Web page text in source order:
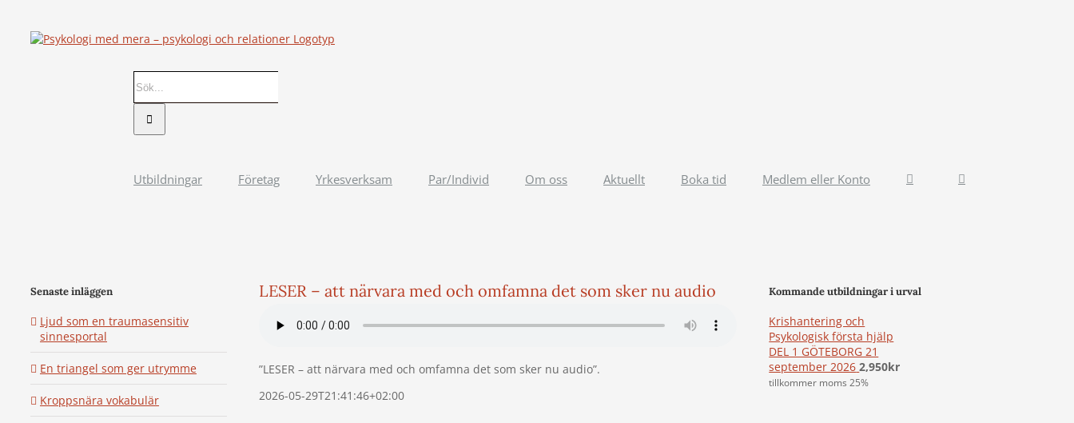
innehållet
efter:
Utbildningar Företag Yrkesverksam Par/Individ Om oss Aktuellt Boka tid Medlem eller Konto
LESER – att närvara med och omfamna det som sker nu audio
”LESER – att närvara med och omfamna det som sker nu audio”.
2026-05-29T21:41:46+02:00
Senaste inläggen
Ljud som en traumasensitiv
sinnesportal
En triangel som ger utrymme
Kroppsnära vokabulär
Kommande utbildningar i urval
Krishantering och
Psykologisk första hjälp
DEL 1 GÖTEBORG 21
september 2026 2,950kr
tillkommer moms 25%